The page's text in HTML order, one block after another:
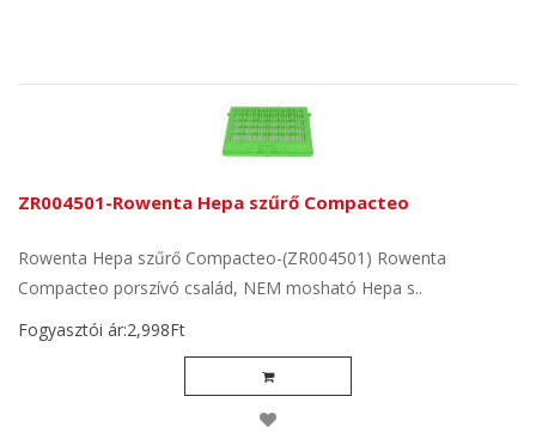
ZR004501-Rowenta Hepa szűrő Compacteo
Rowenta Hepa szűrő Compacteo-(ZR004501) Rowenta
Compacteo porszívó család, NEM mosható Hepa s..
Fogyasztói ár:2,998Ft